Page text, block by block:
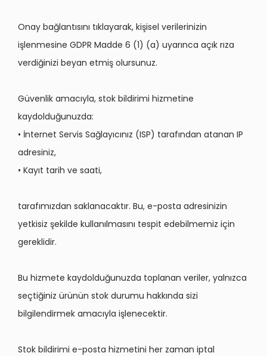
Onay bağlantısını tıklayarak, kişisel verilerinizin
işlenmesine GDPR Madde 6 (1) (a) uyarınca açık rıza
verdiğinizi beyan etmiş olursunuz.
Güvenlik amacıyla, stok bildirimi hizmetine
kaydolduğunuzda:
• İnternet Servis Sağlayıcınız (ISP) tarafından atanan IP
adresiniz,
• Kayıt tarih ve saati,
tarafımızdan saklanacaktır. Bu, e-posta adresinizin
yetkisiz şekilde kullanılmasını tespit edebilmemiz için
gereklidir.
Bu hizmete kaydolduğunuzda toplanan veriler, yalnızca
seçtiğiniz ürünün stok durumu hakkında sizi
bilgilendirmek amacıyla işlenecektir.
Stok bildirimi e-posta hizmetini her zaman iptal